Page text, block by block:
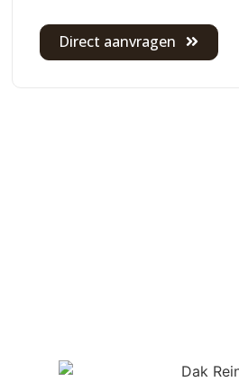
Direct aanvragen